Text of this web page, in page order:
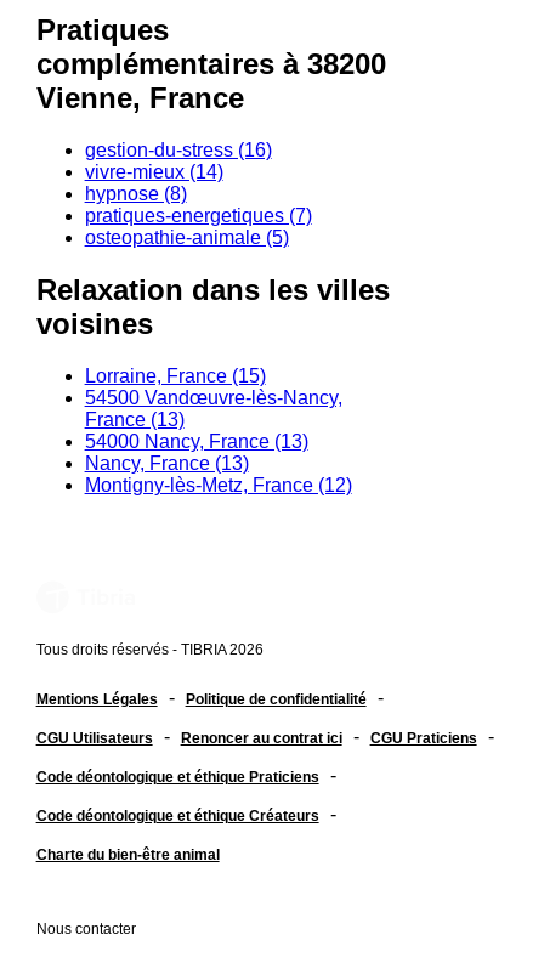
Pratiques
complémentaires à 38200
Vienne, France
gestion-du-stress (16)
vivre-mieux (14)
hypnose (8)
pratiques-energetiques (7)
osteopathie-animale (5)
Relaxation dans les villes
voisines
Lorraine, France (15)
54500 Vandœuvre-lès-Nancy,
France (13)
54000 Nancy, France (13)
Nancy, France (13)
Montigny-lès-Metz, France (12)
Tous droits réservés - TIBRIA 2026
Mentions Légales - Politique de confidentialité -
CGU Utilisateurs - Renoncer au contrat ici - CGU Praticiens -
Code déontologique et éthique Praticiens -
Code déontologique et éthique Créateurs -
Charte du bien-être animal
Nous contacter